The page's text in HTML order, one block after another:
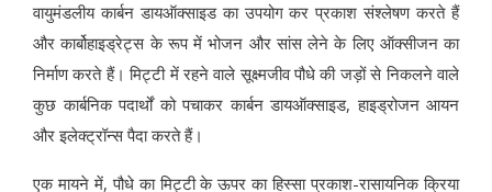
वायुमंडलीय कार्बन डायऑक्साइड का उपयोग कर प्रकाश संश्लेषण करते हैं
और कार्बोहाइड्रेट्स के रूप में भोजन और सांस लेने के लिए ऑक्सीजन का
निर्माण करते हैं। मिट्टी में रहने वाले सूक्ष्मजीव पौधे की जड़ों से निकलने वाले
कुछ कार्बनिक पदार्थों को पचाकर कार्बन डायऑक्साइड, हाइड्रोजन आयन
और इलेक्ट्रॉन्स पैदा करते हैं।
एक मायने में, पौधे का मिट्टी के ऊपर का हिस्सा प्रकाश-रासायनिक क्रिया